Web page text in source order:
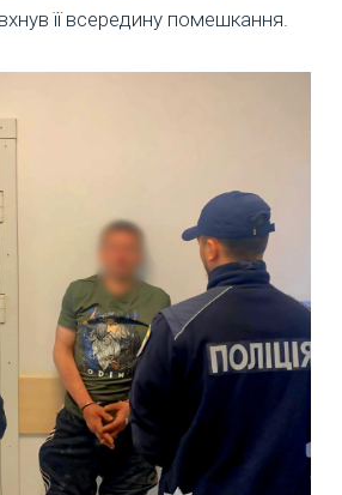
її всередину помешкання.